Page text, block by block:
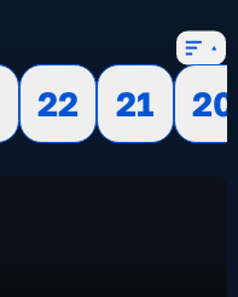
22 21
20